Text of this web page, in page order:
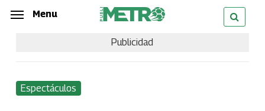
Skip
content
Menu
Publicidad
Espectáculos
Menu